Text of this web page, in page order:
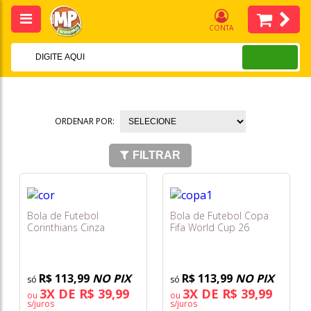
CONTA
ORDENAR POR:
FILTRAR
Bola de Futebol
Corinthians Cinza
R$ 113,99 NO PIX
ou 3X DE R$ 39,99
s/juros
Bola de Futebol Copa
Fifa World Cup 26
R$ 113,99 NO PIX
ou 3X DE R$ 39,99
s/juros